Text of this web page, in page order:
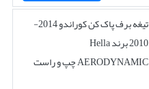
تیغه برف پاک کن کوراندو 2014-
2010 برند Hella
AERODYNAMIC چپ و راست